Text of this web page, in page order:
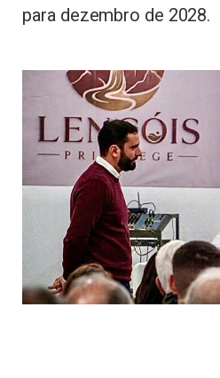
para dezembro de 2028.